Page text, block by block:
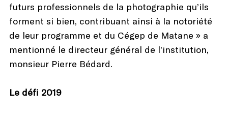
futurs professionnels de la photographie qu’ils
forment si bien, contribuant ainsi à la notoriété
de leur programme et du Cégep de Matane » a
mentionné le directeur général de l’institution,
monsieur Pierre Bédard.
Le défi 2019